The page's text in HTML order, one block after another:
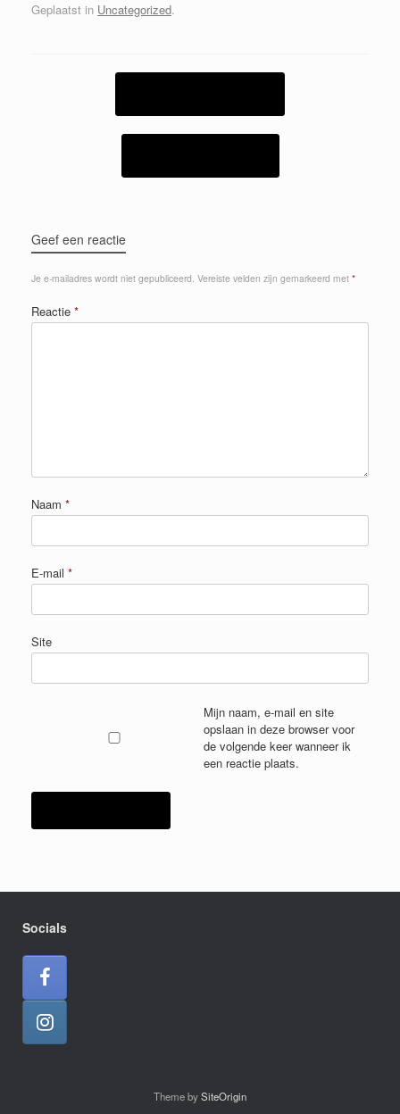
Geplaatst in Uncategorized.
Geef een reactie
Je e-mailadres wordt niet gepubliceerd. Vereiste velden zijn gemarkeerd met *
Reactie *
Naam *
E-mail *
Site
Mijn naam, e-mail en site
opslaan in deze browser voor
de volgende keer wanneer ik
een reactie plaats.
Socials
Theme bySiteOrigin